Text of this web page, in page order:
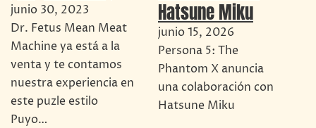
junio 30, 2023
Dr. Fetus Mean Meat
Machine ya está a la
venta y te contamos
nuestra experiencia en
este puzle estilo
Puyo…
Hatsune Miku
junio 15, 2026
Persona 5: The
Phantom X anuncia
una colaboración con
Hatsune Miku